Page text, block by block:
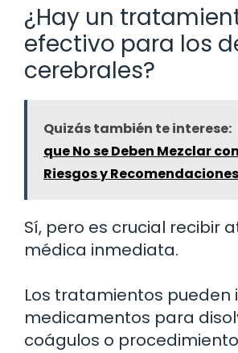
¿Hay un
efectivo para los
cerebrales?
Quizás también te interese:
que No se Deben Mezclar
Riesgos y Recomendaciones
Sí, pero es crucial recibir
médica inmediata.
Los tratamientos pueden
medicamentos para
coágulos o